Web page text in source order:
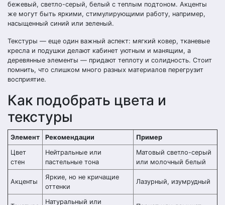
бежевый, светло-серый, белый с теплым подтоном. Акценты
же могут быть яркими, стимулирующими работу, например,
насыщенный синий или зеленый.
Текстуры — еще один важный аспект: мягкий ковер, тканевые
кресла и подушки делают кабинет уютным и манящим, а
деревянные элементы — придают теплоту и солидность. Стоит
помнить, что слишком много разных материалов перегрузит
восприятие.
Как подобрать цвета и
текстуры
Элемент Рекомендации
Пример
Цвет
стен
Нейтральные или
пастельные тона
Матовый светло-серый
или молочный белый
Акценты
Яркие, но не кричащие
оттенки
Лазурный, изумрудный
Натуральный или